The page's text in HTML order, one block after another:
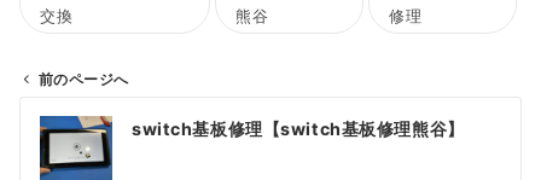
交換
熊谷
修理
前のページへ
switch基板修理【switch基板修理熊谷】